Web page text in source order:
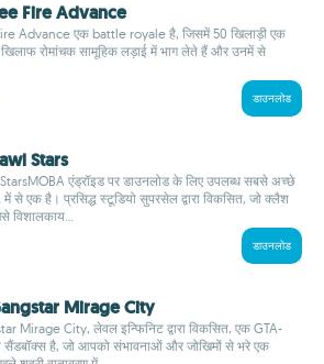
Fire Advance
Advance एक battle royale है, जिसमें 50 खिलाड़ी एक
रोमांचक सामूहिक लड़ाई में भाग लेते हैं और उनमें से
डाउनलोड
Stars
एंड्रॉइड पर डाउनलोड के लिए उपलब्ध सबसे अच्छे
से एक है। प्रसिद्ध स्टूडियो सुपरसेल द्वारा विकसित, जो क्लैश
विशालकाय...
डाउनलोड
Mirage City
Mirage City, लेवल इन्फिनिट द्वारा विकसित, एक GTA-
सैंडबॉक्स है, जो आपको संभावनाओं और जोखिमों से भरे एक